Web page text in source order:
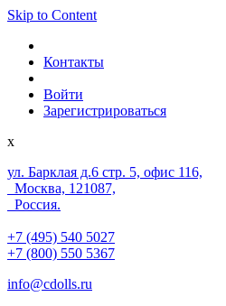
Skip to Content
Контакты
Войти
Зарегистрироваться
x
ул. Барклая д.6 стр. 5, офис 116,
Москва, 121087,
Россия.
+7 (495) 540 5027
+7 (800) 550 5367
info@cdolls.ru